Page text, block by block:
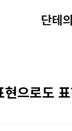
단테
으로도